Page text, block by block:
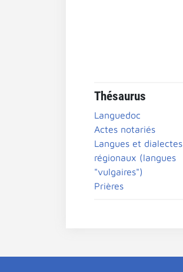
Thésaurus
Languedoc
Actes notariés
Langues et dialectes
régionaux (langues
"vulgaires")
Prières